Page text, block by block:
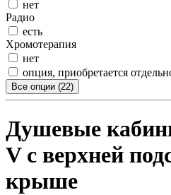
нет
Радио
есть
Хромотерапия
нет
опция, приобретается
Все опции (22)
Душевые
V с верхней
крыше